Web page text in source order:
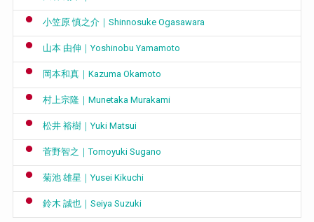
小笠原 慎之介｜Shinnosuke Ogasawara
山本 由伸｜Yoshinobu Yamamoto
岡本和真｜Kazuma Okamoto
村上宗隆｜Munetaka Murakami
松井 裕樹｜Yuki Matsui
菅野智之｜Tomoyuki Sugano
菊池 雄星｜Yusei Kikuchi
鈴木 誠也｜Seiya Suzuki